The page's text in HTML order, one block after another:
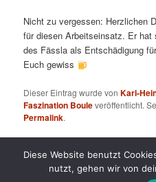
Nicht zu vergessen: Herzlichen
für diesen Arbeitseinsatz. Er
des Fässla als Entschädigung
Euch gewiss
Dieser Eintrag wurde vonKarl-
Faszination Bouleveröffentlicht.
Permalink.
Datenschutz Stolz
Diese Website benutzt
nutzt, gehen wir von